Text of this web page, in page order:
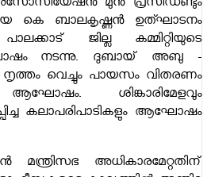
മുൻ പ്രസിഡണ്ടും
കെ ബാലകൃഷ്ണൻ ഉത്ഘാടനം
ജില്ല കമ്മിറ്റിയുടെ
നടന്നു. ദുബായ് അബു -
നൃത്തം വെച്ചും പായസം വിതരണം
ആഘോഷം. ശിങ്കാരിമേളവും
കലാപരിപാടികളും ആഘോഷം
അധികാരമേറ്റതിന്